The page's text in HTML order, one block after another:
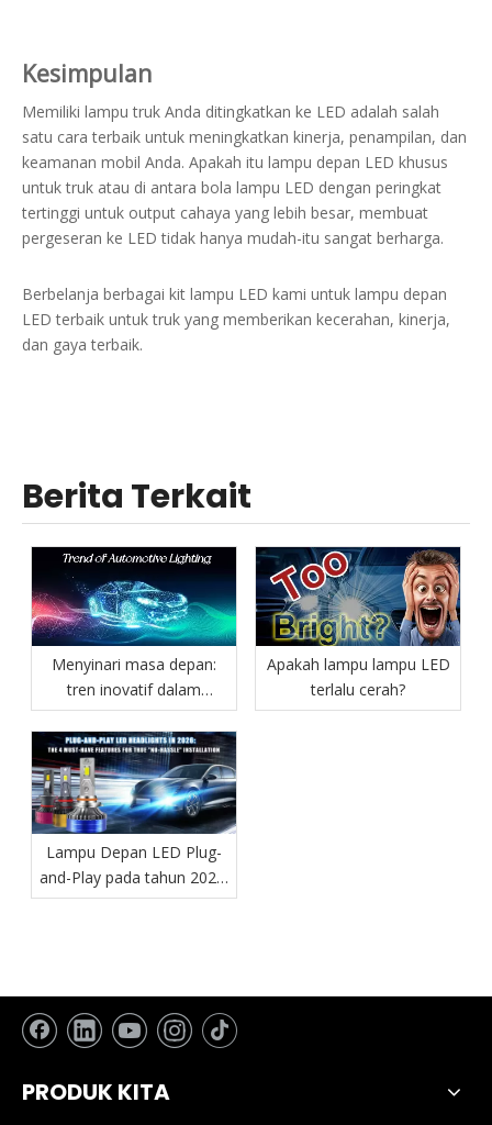
Kesimpulan
Memiliki lampu truk Anda ditingkatkan ke LED adalah salah
satu cara terbaik untuk meningkatkan kinerja, penampilan, dan
keamanan mobil Anda. Apakah itu lampu depan LED khusus
untuk truk atau di antara bola lampu LED dengan peringkat
tertinggi untuk output cahaya yang lebih besar, membuat
pergeseran ke LED tidak hanya mudah-itu sangat berharga.
Berbelanja berbagai kit lampu LED kami untuk lampu depan
LED terbaik untuk truk yang memberikan kecerahan, kinerja,
dan gaya terbaik.
Berita Terkait
Menyinari masa depan:
tren inovatif dalam
pencahayaan otomotif
Apakah lampu lampu LED
terlalu cerah?
Lampu Depan LED Plug-
and-Play pada tahun 2026:
4 Fitur yang Wajib Dimiliki
PRODUK KITA